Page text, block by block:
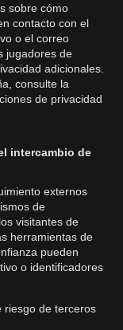
sobre cómo
contacto con el
o el correo
jugadores de
adicionales.
consulte la
de privacidad
intercambio de
externos
de
visitantes de
herramientas de
pueden
o identificadores
riesgo de terceros